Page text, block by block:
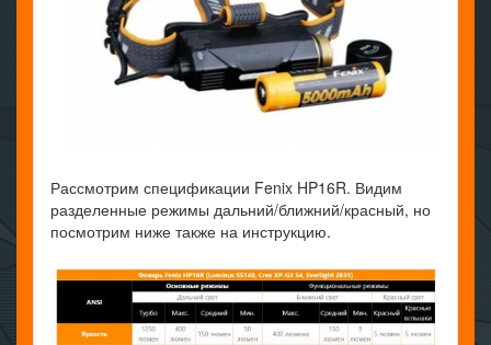
Рассмотрим спецификации Fenix HP16R. Видим
разделенные режимы дальний/ближний/красный, но
посмотрим ниже также на инструкцию.